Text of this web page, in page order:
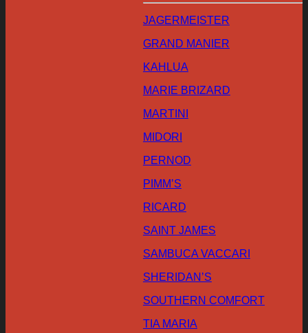
JAGERMEISTER
GRAND MANIER
KAHLUA
MARIE BRIZARD
MARTINI
MIDORI
PERNOD
PIMM’S
RICARD
SAINT JAMES
SAMBUCA VACCARI
SHERIDAN’S
SOUTHERN COMFORT
TIA MARIA